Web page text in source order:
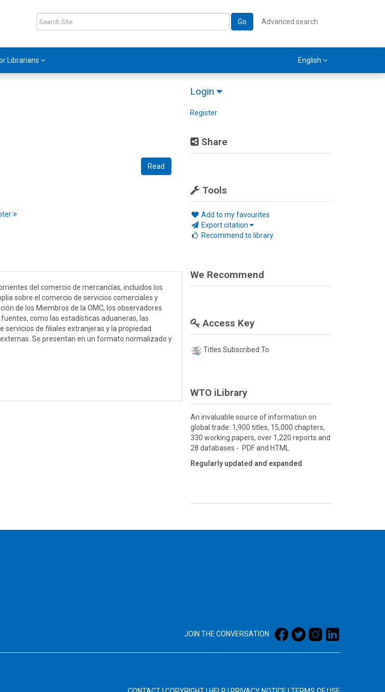
Go Advanced search
Librarians English
Login
Register
Share
Tools
Add to my favourites
Export citation
Recommend to library
Read
del comercio de mercancías, incluidos los
sobre el comercio de servicios comerciales y
de los Miembros de la OMC, los observadores
como las estadísticas aduaneras, las
servicios de filiales extranjeras y la propiedad
Se presentan en un formato normalizado y
We Recommend
Access Key
Titles Subscribed To
WTO iLibrary
An invaluable source of information on
global trade: 1,900 titles, 15,000 chapters,
330 working papers, over 1,220 reports and
28 databases - PDF and HTML
Regularly updated and expanded
JOIN THE CONVERSATION